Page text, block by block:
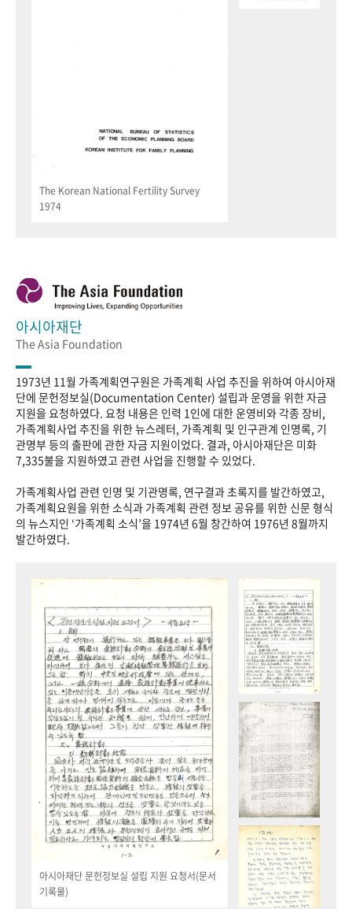
The Korean National Fertility Survey
1974
아시아재단
The Asia Foundation
1973년 11월 가족계획연구원은 가족계획 사업 추진을 위하여 아시아재
단에 문헌정보실(Documentation Center) 설립과 운영을 위한 자금
지원을 요청하였다. 요청 내용은 인력 1인에 대한 운영비와 각종 장비,
가족계획사업 추진을 위한 뉴스레터, 가족계획 및 인구관계 인명록, 기
관명부 등의 출판에 관한 자금 지원이었다. 결과, 아시아재단은 미화
7,335불을 지원하였고 관련 사업을 진행할 수 있었다.
가족계획사업 관련 인명 및 기관명록, 연구결과 초록지를 발간하였고,
가족계획요원을 위한 소식과 가족계획 관련 정보 공유를 위한 신문 형식
의 뉴스지인 ‘가족계획 소식’을 1974년 6월 창간하여 1976년 8월까지
발간하였다.
아시아재단 문헌정보실 설립 지원 요청서(문서
기록물)